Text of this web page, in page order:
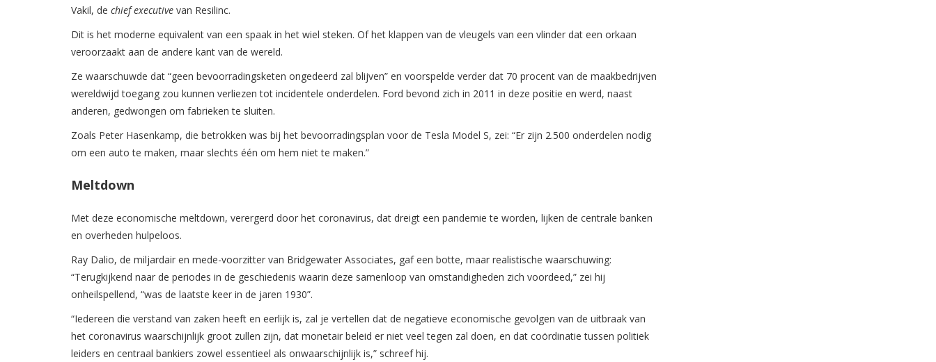
Vakil, de chief executive van Resilinc.
Dit is het moderne equivalent van een spaak in het wiel steken. Of het klappen van de vleugels van een vlinder dat een orkaan
veroorzaakt aan de andere kant van de wereld.
Ze waarschuwde dat “geen bevoorradingsketen ongedeerd zal blijven” en voorspelde verder dat 70 procent van de maakbedrijven
wereldwijd toegang zou kunnen verliezen tot incidentele onderdelen. Ford bevond zich in 2011 in deze positie en werd, naast
anderen, gedwongen om fabrieken te sluiten.
Zoals Peter Hasenkamp, die betrokken was bij het bevoorradingsplan voor de Tesla Model S, zei: “Er zijn 2.500 onderdelen nodig
om een auto te maken, maar slechts één om hem niet te maken.”
Meltdown
Met deze economische meltdown, verergerd door het coronavirus, dat dreigt een pandemie te worden, lijken de centrale banken
en overheden hulpeloos.
Ray Dalio, de miljardair en mede-voorzitter van Bridgewater Associates, gaf een botte, maar realistische waarschuwing:
“Terugkijkend naar de periodes in de geschiedenis waarin deze samenloop van omstandigheden zich voordeed,” zei hij
onheilspellend, “was de laatste keer in de jaren 1930”.
“Iedereen die verstand van zaken heeft en eerlijk is, zal je vertellen dat de negatieve economische gevolgen van de uitbraak van
het coronavirus waarschijnlijk groot zullen zijn, dat monetair beleid er niet veel tegen zal doen, en dat coördinatie tussen politiek
leiders en centraal bankiers zowel essentieel als onwaarschijnlijk is,” schreef hij.